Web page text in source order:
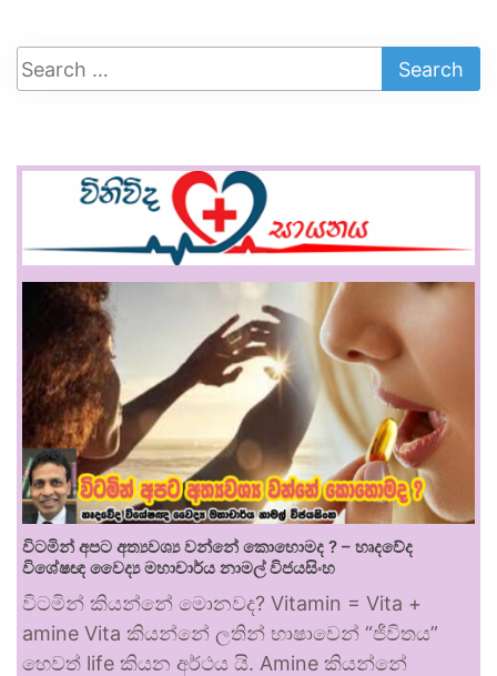
විටමින් අපට අත්‍යවශ්‍ය වන්නේ කොහොමද ? – හෘදවේද
විශේෂඥ වෛද්‍ය මහාචාර්ය නාමල් විජයසිංහ
විටමින් කියන්නේ මොනවද? Vitamin = Vita +
amine Vita කියන්නේ ලතින් භාෂාවෙන් “ජීවිතය”
හෙවත් life කියන අර්ථය යි. Amine කියන්නේ